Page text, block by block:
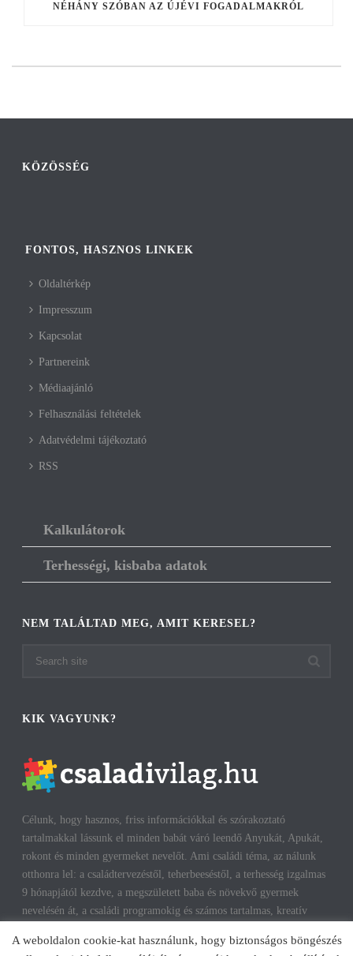
NÉHÁNY SZÓBAN AZ ÚJÉVI FOGADALMAKRÓL
KÖZÖSSÉG
FONTOS, HASZNOS LINKEK
Oldaltérkép
Impresszum
Kapcsolat
Partnereink
Médiaajánló
Felhasználási feltételek
Adatvédelmi tájékoztató
RSS
Kalkulátorok
Terhességi, kisbaba adatok
NEM TALÁLTAD MEG, AMIT KERESEL?
KIK VAGYUNK?
Célunk, hogy hasznos, friss információkkal és szórakoztató
tartalmakkal lássunk el minden babát váró leendő Anyukát, Apukát,
rokont és minden gyermeket nevelőt. Ami családi téma, az nálunk
otthonra lel: a családtervezéstől, teherbeeséstől, a terhesség izgalmas
9 hónapjától kezdve, a megszületett baba és növekvő gyermek
nevelésén át, a családi programokig és számos tartalmas, kreatív
gyermekkorhoz, gyerekeink testi és lelki egészségéhez az út többek
A weboldalon cookie-kat használunk, hogy biztonságos böngészés